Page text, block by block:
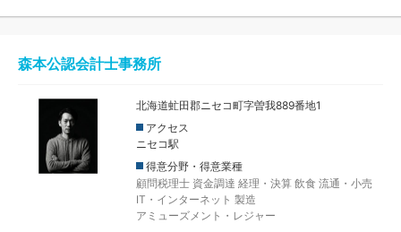
森本公認会計士事務所
北海道虻田郡ニセコ町字曽我889番地1
アクセス
ニセコ駅
得意分野・得意業種
顧問税理士 資金調達 経理・決算 飲食 流通・小売
IT・インターネット 製造
アミューズメント・レジャー